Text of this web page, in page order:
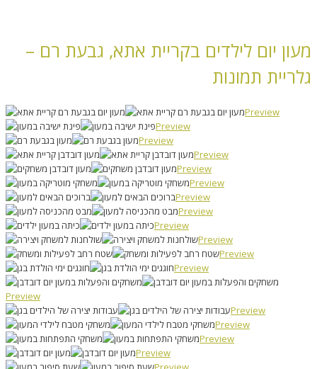
מעון יום לילדים בקריית אתא, גבעת רם –
גלריית תמונות
Preview
Preview
Preview
Preview
Preview
Preview
Preview
Preview
Preview
Preview
Preview
Preview
Preview
Preview
Preview
Preview
Preview